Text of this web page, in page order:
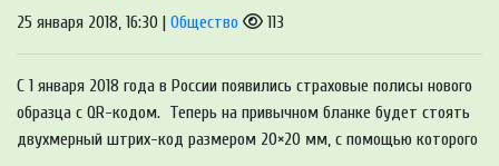
25 января 2018, 16:30 | Общество 113
С 1 января 2018 года в России появились страховые полисы нового
образца с QR-кодом. Теперь на привычном бланке будет стоять
двухмерный штрих-код размером 20×20 мм, с помощью которого